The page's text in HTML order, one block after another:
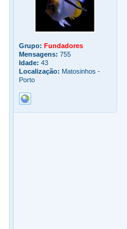
Grupo: Fundadores
Mensagens: 755
Idade: 43
Localização: Matosinhos -
Porto